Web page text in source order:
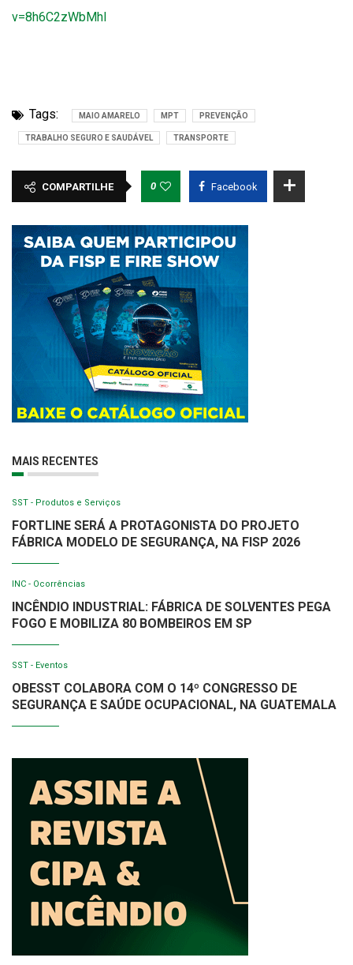
v=8h6C2zWbMhI
Tags: MAIO AMARELO MPT PREVENÇÃO
TRABALHO SEGURO E SAUDÁVEL TRANSPORTE
COMPARTILHE 0 Facebook
MAIS RECENTES
SST - Produtos e Serviços
FORTLINE SERÁ A PROTAGONISTA DO PROJETO
FÁBRICA MODELO DE SEGURANÇA, NA FISP 2026
INC - Ocorrências
INCÊNDIO INDUSTRIAL: FÁBRICA DE SOLVENTES PEGA
FOGO E MOBILIZA 80 BOMBEIROS EM SP
SST - Eventos
OBESST COLABORA COM O 14º CONGRESSO DE
SEGURANÇA E SAÚDE OCUPACIONAL, NA GUATEMALA